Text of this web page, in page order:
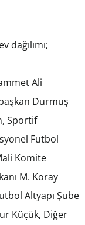
Ali
Durmuş
Sportif
Futbol
Komite
M. Koray
Altyapı Şube
Küçük, Diğer